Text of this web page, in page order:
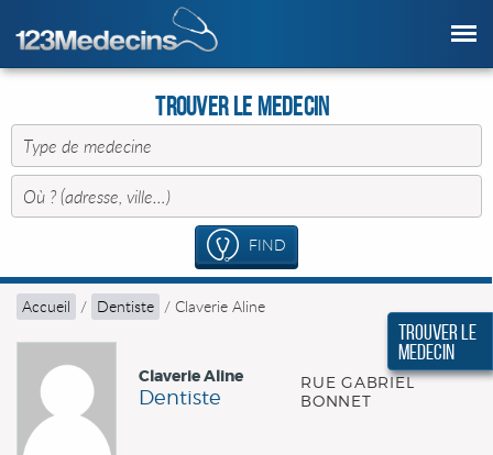
Trouver le Medecin
FIND
Accueil / Dentiste / Claverie Aline
Claverie Aline
Dentiste
RUE GABRIEL
BONNET
Trouver le
Medecin